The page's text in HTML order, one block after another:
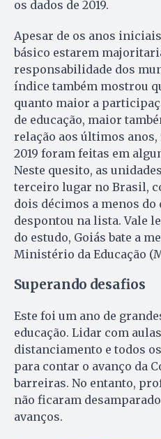
os dados de 2019.
Apesar de os anos
básico estarem
responsabilidade dos
índice também mostrou
quanto maior a
de educação, maior
relação aos últimos anos,
2019 foram feitas em
Neste quesito, as
terceiro lugar no Brasil,
dois décimos a menos do
despontou na lista. Vale
do estudo, Goiás bate a
Ministério da Educação
Superando desafios
Este foi um ano de
educação. Lidar com
distanciamento e todos
para contar o avanço da
barreiras. No entanto,
não ficaram
avanços.